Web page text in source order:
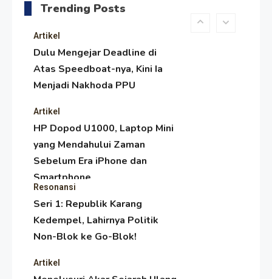
Trending Posts
Paser Melawan Arus Zaman
Artikel
Dulu Mengejar Deadline di
Atas Speedboat-nya, Kini Ia
Menjadi Nakhoda PPU
Artikel
HP Dopod U1000, Laptop Mini
yang Mendahului Zaman
Sebelum Era iPhone dan
Smartphone
Resonansi
Seri 1: Republik Karang
Kedempel, Lahirnya Politik
Non-Blok ke Go-Blok!
Artikel